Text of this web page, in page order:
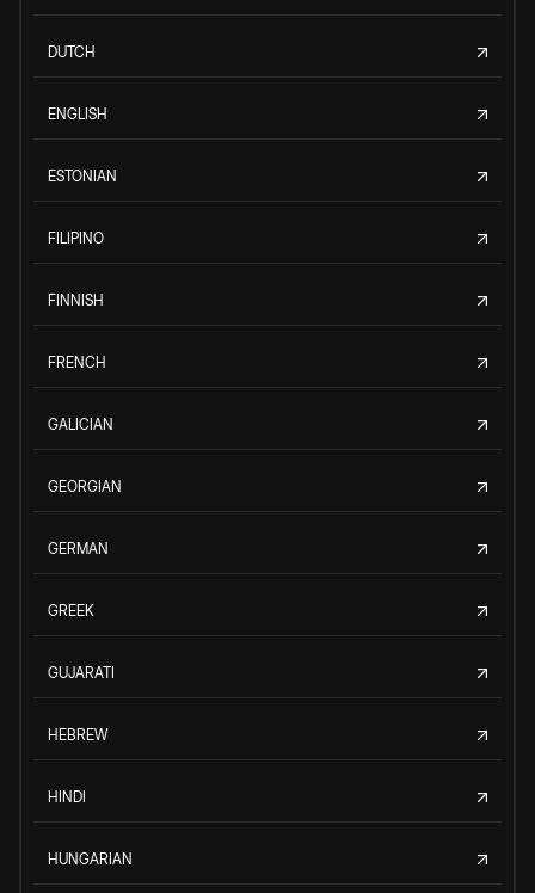
DUTCH
ENGLISH
ESTONIAN
FILIPINO
FINNISH
FRENCH
GALICIAN
GEORGIAN
GERMAN
GREEK
GUJARATI
HEBREW
HINDI
HUNGARIAN